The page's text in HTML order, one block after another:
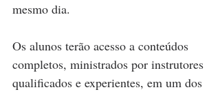
mesmo dia.
Os alunos terão acesso a conteúdos
completos, ministrados por instrutores
qualificados e experientes, em um dos